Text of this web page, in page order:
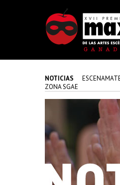
NOTICIAS
ZONA SGAE